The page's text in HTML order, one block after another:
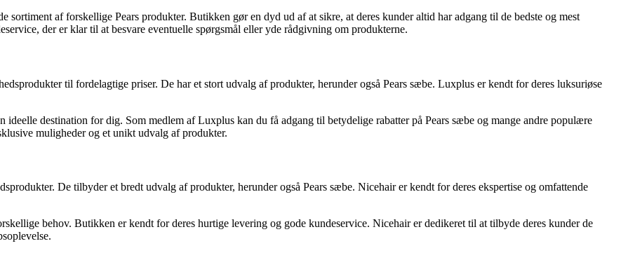
sortiment af forskellige Pears produkter. Butikken gør en dyd ud af at sikre, at deres kunder altid har adgang til de bedste og mest
der er klar til at besvare eventuelle spørgsmål eller yde rådgivning om produkterne.
til fordelagtige priser. De har et stort udvalg af produkter, herunder også Pears sæbe. Luxplus er kendt for deres luksuriøse
destination for dig. Som medlem af Luxplus kan du få adgang til betydelige rabatter på Pears sæbe og mange andre populære
muligheder og et unikt udvalg af produkter.
De tilbyder et bredt udvalg af produkter, herunder også Pears sæbe. Nicehair er kendt for deres ekspertise og omfattende
behov. Butikken er kendt for deres hurtige levering og gode kundeservice. Nicehair er dedikeret til at tilbyde deres kunder de